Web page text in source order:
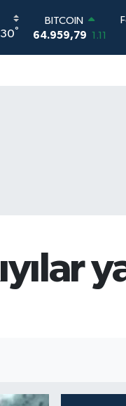
30°
DOLAR
47,7436 0.18